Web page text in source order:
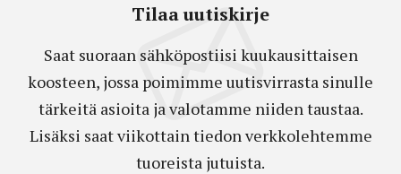
Tilaa uutiskirje
Saat suoraan sähköpostiisi kuukausittaisen
koosteen, jossa poimimme uutisvirrasta sinulle
tärkeitä asioita ja valotamme niiden taustaa.
Lisäksi saat viikottain tiedon verkkolehtemme
tuoreista jutuista.